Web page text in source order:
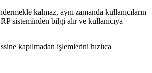
kalmaz, aynı zamanda kullanıcıların
sisteminden bilgi alır ve kullanıcıya
kapılmadan işlemlerini hızlıca